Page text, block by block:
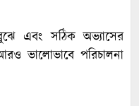
এবং সঠিক অভ্যাসের
ভালোভাবে পরিচালনা